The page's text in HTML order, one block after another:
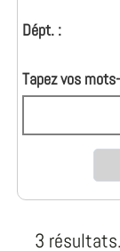
Dépt. :
Tapez vos
3